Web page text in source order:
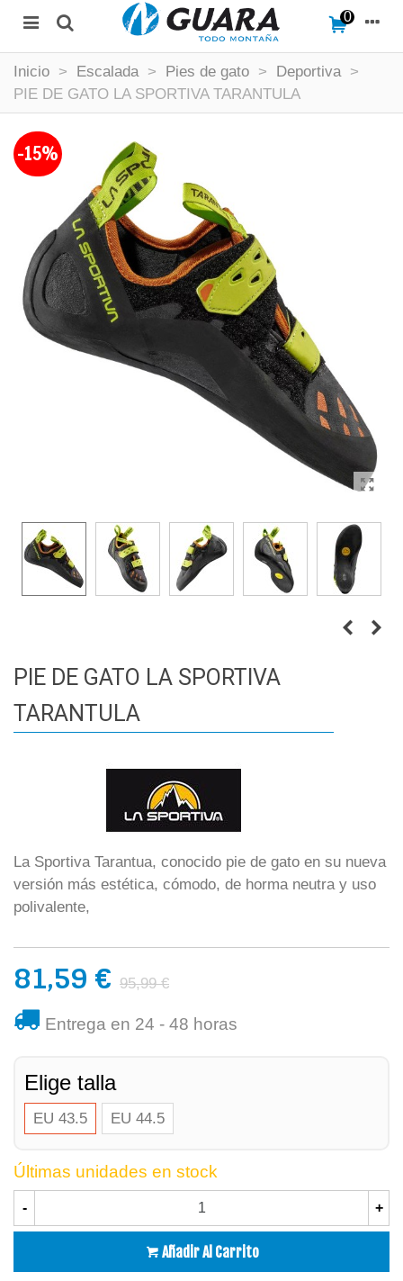
0
Inicio > Escalada > Pies de gato > Deportiva >
PIE DE GATO LA SPORTIVA TARANTULA
-15%
PIE DE GATO LA SPORTIVA
TARANTULA
La Sportiva Tarantua, conocido pie de gato en su nueva
versión más estética, cómodo, de horma neutra y uso
polivalente,
81,59 € 95,99 €
Entrega en 24 - 48 horas
Elige talla
EU 43.5 EU 44.5
Últimas unidades en stock
- +
Añadir Al Carrito